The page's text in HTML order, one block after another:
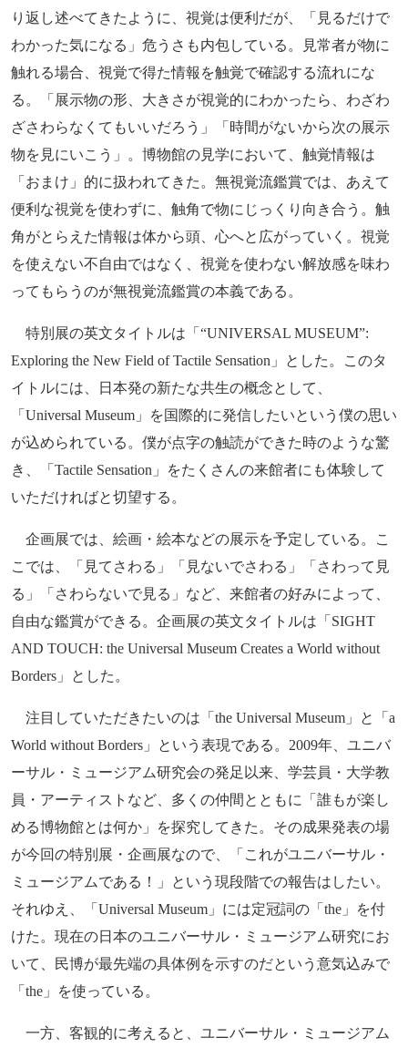
り返し述べてきたように、視覚は便利だが、「見るだけで
わかった気になる」危うさも内包している。見常者が物に
触れる場合、視覚で得た情報を触覚で確認する流れにな
る。「展示物の形、大きさが視覚的にわかったら、わざわ
ざさわらなくてもいいだろう」「時間がないから次の展示
物を見にいこう」。博物館の見学において、触覚情報は
「おまけ」的に扱われてきた。無視覚流鑑賞では、あえて
便利な視覚を使わずに、触角で物にじっくり向き合う。触
角がとらえた情報は体から頭、心へと広がっていく。視覚
を使えない不自由ではなく、視覚を使わない解放感を味わ
ってもらうのが無視覚流鑑賞の本義である。
特別展の英文タイトルは「“UNIVERSAL MUSEUM”:
Exploring the New Field of Tactile Sensation」とした。このタ
イトルには、日本発の新たな共生の概念として、
「Universal Museum」を国際的に発信したいという僕の思い
が込められている。僕が点字の触読ができた時のような驚
き、「Tactile Sensation」をたくさんの来館者にも体験して
いただければと切望する。
企画展では、絵画・絵本などの展示を予定している。こ
こでは、「見てさわる」「見ないでさわる」「さわって見
る」「さわらないで見る」など、来館者の好みによって、
自由な鑑賞ができる。企画展の英文タイトルは「SIGHT
AND TOUCH: the Universal Museum Creates a World without
Borders」とした。
注目していただきたいのは「the Universal Museum」と「a
World without Borders」という表現である。2009年、ユニバ
ーサル・ミュージアム研究会の発足以来、学芸員・大学教
員・アーティストなど、多くの仲間とともに「誰もが楽し
める博物館とは何か」を探究してきた。その成果発表の場
が今回の特別展・企画展なので、「これがユニバーサル・
ミュージアムである！」という現段階での報告はしたい。
それゆえ、「Universal Museum」には定冠詞の「the」を付
けた。現在の日本のユニバーサル・ミュージアム研究にお
いて、民博が最先端の具体例を示すのだという意気込みで
「the」を使っている。
一方、客観的に考えると、ユニバーサル・ミュージアム